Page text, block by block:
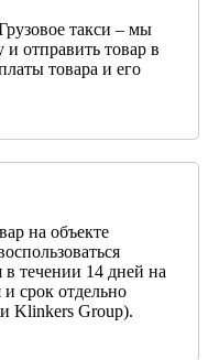
такси – мы
и отправить товар в
товара и его
на объекте
в течении 14 дней на
срок отдельно
Klinkers Group).